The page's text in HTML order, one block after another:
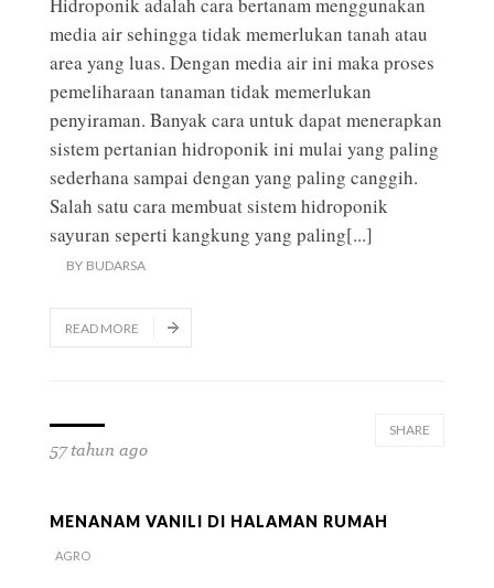
media air sehingga tidak memerlukan tanah atau
area yang luas. Dengan media air ini maka proses
pemeliharaan tanaman tidak memerlukan
penyiraman. Banyak cara untuk dapat menerapkan
sistem pertanian hidroponik ini mulai yang paling
sederhana sampai dengan yang paling canggih.
Salah satu cara membuat sistem hidroponik
sayuran seperti kangkung yang paling[...]
BY BUDARSA
READ MORE
57 tahun ago
SHARE
MENANAM VANILI DI HALAMAN RUMAH
AGRO